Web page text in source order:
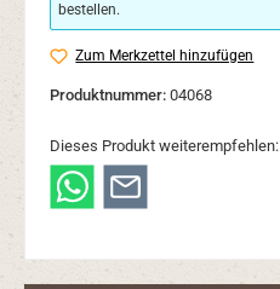
bestellen.
Zum Merkzettel hinzufügen
Produktnummer: 04068
Dieses Produkt weiterempfehlen: